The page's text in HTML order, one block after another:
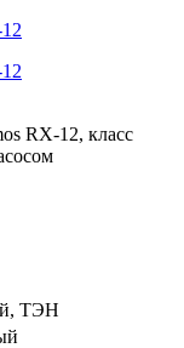
RX-12, класс
ТЭН